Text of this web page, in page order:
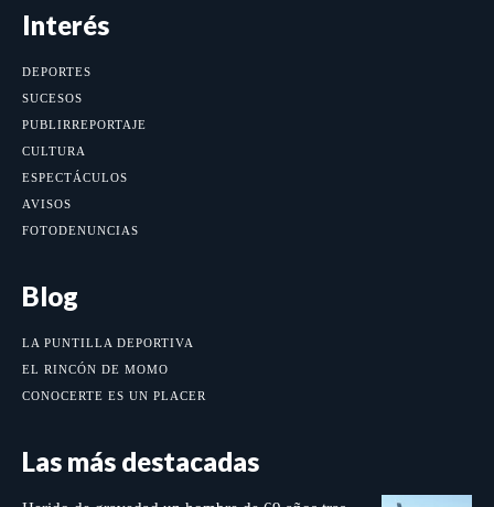
Interés
DEPORTES
SUCESOS
PUBLIRREPORTAJE
CULTURA
ESPECTÁCULOS
AVISOS
FOTODENUNCIAS
Blog
LA PUNTILLA DEPORTIVA
EL RINCÓN DE MOMO
CONOCERTE ES UN PLACER
Las más destacadas